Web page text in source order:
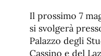
Il prossimo 7
si svolgerà
Palazzo degli
Cassino e del